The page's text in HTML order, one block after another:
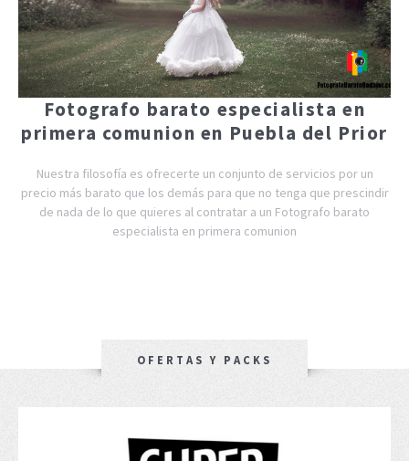
Fotografo barato especialista en
primera comunion en Puebla del Prior
Nuestra filosofía es ofrecerte un conjunto de servicios por un
precio más barato que los demás para que no tenga que prescindir
de nada de lo que quieres al contratar a un Fotografo barato
especialista en primera comunion
OFERTAS Y PACKS